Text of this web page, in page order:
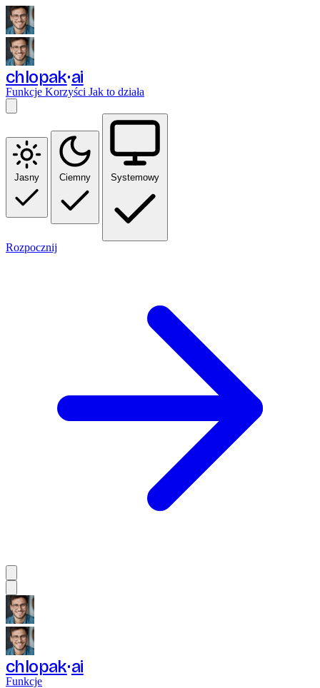
chlopak ai
Funkcje Korzyści Jak to działa
Jasny Ciemny Systemowy
Rozpocznij
chlopak ai
Funkcje